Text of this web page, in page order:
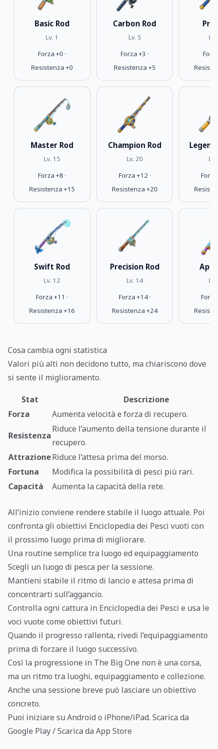
Basic Rod
Lv. 1
Forza +0 ·
Resistenza +0
Carbon Rod
Lv. 5
Forza +3 ·
Resistenza +5
Pro
Master Rod
Lv. 15
Forza +8 ·
Resistenza +15
Champion Rod
Lv. 20
Forza +12 ·
Resistenza +20
Forza
Swift Rod
Lv. 12
Forza +11 ·
Resistenza +16
Precision Rod
Lv. 14
Forza +14 ·
Resistenza +24
Forza
Cosa cambia ogni statistica
Valori più alti non decidono tutto, ma chiariscono dove
si sente il miglioramento.
Stat
Descrizione
Forza
Aumenta velocità e forza di recupero.
Resistenza
Riduce l’aumento della tensione durante il
recupero.
AttrazioneRiduce l’attesa prima del morso.
Fortuna
Modifica la possibilità di pesci più rari.
Capacità
Aumenta la capacità della rete.
All’inizio conviene rendere stabile il luogo attuale. Poi
confronta gli obiettivi Enciclopedia dei Pesci vuoti con
il prossimo luogo prima di migliorare.
Una routine semplice tra luogo ed equipaggiamento
Scegli un luogo di pesca per la sessione.
Mantieni stabile il ritmo di lancio e attesa prima di
concentrarti sull’aggancio.
Controlla ogni cattura in Enciclopedia dei Pesci e usa le
voci vuote come obiettivi futuri.
Quando il progresso rallenta, rivedi l’equipaggiamento
prima di forzare il luogo successivo.
Così la progressione in The Big One non è una corsa,
ma un ritmo tra luoghi, equipaggiamento e collezione.
Anche una sessione breve può lasciare un obiettivo
concreto.
Puoi iniziare su Android o iPhone/iPad. Scarica da
Google Play/Scarica da App Store